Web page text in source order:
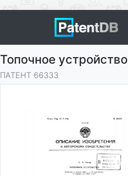
Топочное устройство
ПАТЕНТ 66333